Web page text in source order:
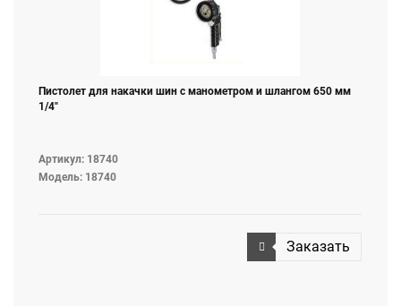
Пистолет для накачки шин с манометром и шлангом 650 мм
1/4"
Артикул: 18740
Модель: 18740
Заказать